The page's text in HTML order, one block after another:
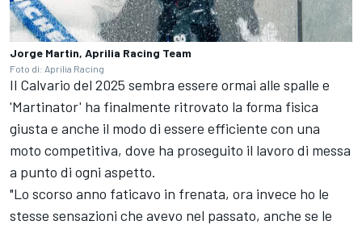
Jorge Martin, Aprilia Racing Team
Foto di: Aprilia Racing
Il Calvario del 2025 sembra essere ormai alle spalle e
'Martinator' ha finalmente ritrovato la forma fisica
giusta e anche il modo di essere efficiente con una
moto competitiva, dove ha proseguito il lavoro di messa
a punto di ogni aspetto.
"Lo scorso anno faticavo in frenata, ora invece ho le
stesse sensazioni che avevo nel passato, anche se le